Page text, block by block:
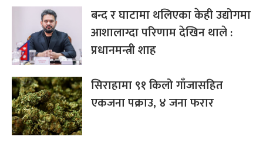
बन्द र घाटामा थलिएका केही उद्योगमा
आशालाग्दा परिणाम देखिन थाले :
प्रधानमन्त्री शाह
सिराहामा ९१ किलो गाँजासहित
एकजना पक्राउ, ४ जना फरार